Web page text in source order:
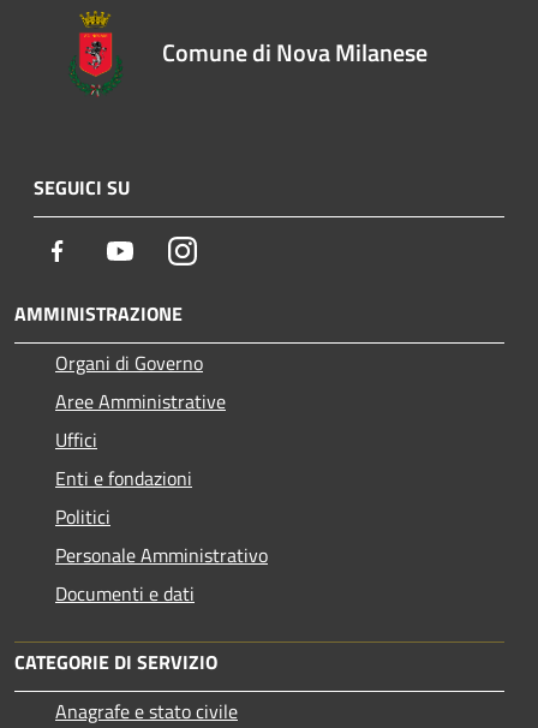
Comune di Nova Milanese
SEGUICI SU
Facebook YoutubeInstagram
AMMINISTRAZIONE
Organi di Governo
Aree Amministrative
Uffici
Enti e fondazioni
Politici
Personale Amministrativo
Documenti e dati
CATEGORIE DI SERVIZIO
Anagrafe e stato civile